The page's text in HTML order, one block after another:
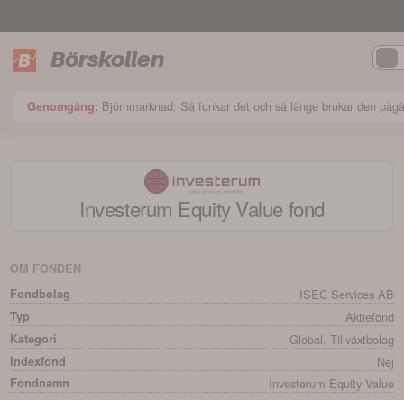
Börskollen
Genomgång: Björnmarknad: Så funkar det och så länge brukar den pågå
Investerum Equity Valuefond
OM FONDEN
Fondbolag
ISEC Services AB
Typ Aktiefond
Kategori Global, Tillväxtbolag
Indexfond Nej
Fondnamn Investerum Equity Value